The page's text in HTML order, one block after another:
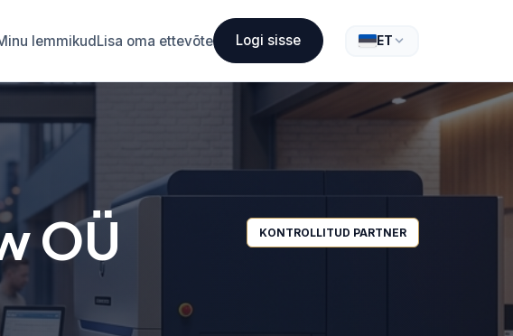
lemmikudLisa oma ettevõte Logi sisse ET
OÜ KONTROLLITUD PARTNER